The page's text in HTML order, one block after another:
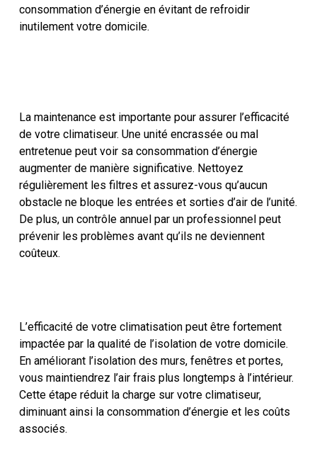
consommation d’énergie en évitant de refroidir
inutilement votre domicile.
La maintenance est importante pour assurer l’efficacité
de votre climatiseur. Une unité encrassée ou mal
entretenue peut voir sa consommation d’énergie
augmenter de manière significative. Nettoyez
régulièrement les filtres et assurez-vous qu’aucun
obstacle ne bloque les entrées et sorties d’air de l’unité.
De plus, un contrôle annuel par un professionnel peut
prévenir les problèmes avant qu’ils ne deviennent
coûteux.
L’efficacité de votre climatisation peut être fortement
impactée par la qualité de l’isolation de votre domicile.
En améliorant l’isolation des murs, fenêtres et portes,
vous maintiendrez l’air frais plus longtemps à l’intérieur.
Cette étape réduit la charge sur votre climatiseur,
diminuant ainsi la consommation d’énergie et les coûts
associés.